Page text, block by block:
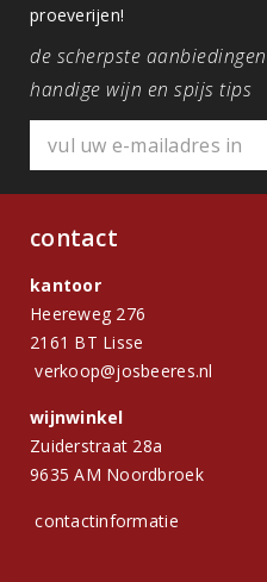
proeverijen!
de scherpste aanbiedingen
handige wijn en spijs tips
contact
kantoor
Heereweg 276
2161 BT Lisse
verkoop@josbeeres.nl
wijnwinkel
Zuiderstraat 28a
9635 AM Noordbroek
contactinformatie